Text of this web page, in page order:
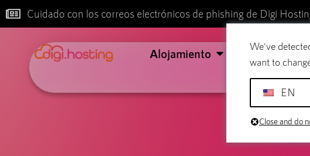
Cuidado con los correos electrónicos de phishing de Digi
Alojamiento Correo
We've
want to
EN
Close and do